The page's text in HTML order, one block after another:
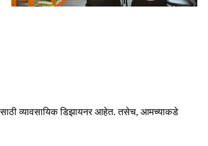
व्यावसायिक डिझायनर आहेत. तसेच, आमच्याकडे